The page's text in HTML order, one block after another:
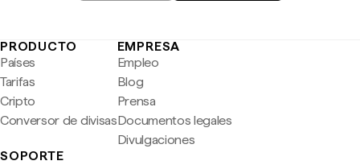
PRODUCTO
Países
Tarifas
Cripto
Conversor de divisas
EMPRESA
Empleo
Blog
Prensa
Documentos legales
Divulgaciones
SOPORTE